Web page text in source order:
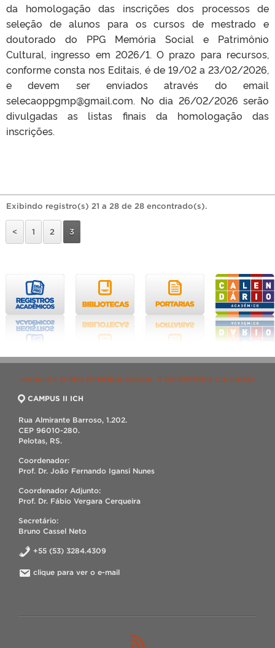
da homologação das inscrições dos processos de
seleção de alunos para os cursos de mestrado e
doutorado do PPG Memória Social e Patrimônio
Cultural, ingresso em 2026/1. O prazo para recursos,
conforme consta nos Editais, é de 19/02 a 23/02/2026,
e devem ser enviados através do email
selecaoppgmp@gmail.com. No dia 26/02/2026 serão
divulgadas as listas finais da homologação das
inscrições.
Exibindo registro(s) 21 a 28 de 28 encontrado(s).
< 1 2 3
LOCALIZE O PPG MEMÓRIA SOCIAL E PATRIMÔNIO CULTURAL
CAMPUS II ICH
Rua Almirante Barroso, 1.202.
CEP 96010-280.
Pelotas, RS.
Coordenador:
Prof. Dr. João Fernando Igansi Nunes
Coordenador Adjunto:
Prof. Dr. Fábio Vergara Cerqueira
Secretário:
Bruno Cassel Neto
+55 (53) 3284.4309
clique para ver o e-mail